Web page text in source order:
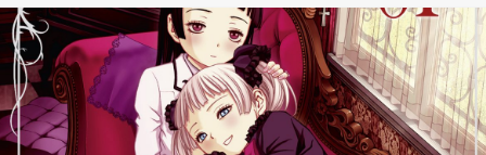
« Mon Village Révolté » - Combattre un Projet !
« Le Béton et le Bambou / Propositions pour Mayotte et le Monde. » - Améliorations !
Star Fox